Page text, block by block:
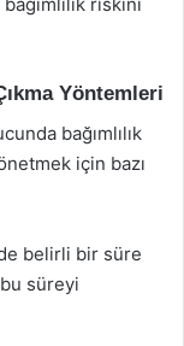
Yöntemleri
bağımlılık
için bazı
belirli bir süre
süreyi